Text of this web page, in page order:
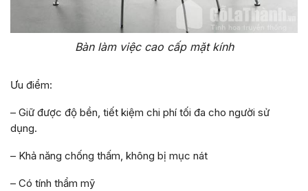
Bàn làm việc cao cấp mặt kính
Ưu điểm:
– Giữ được độ bền, tiết kiệm chi phí tối đa cho người sử
dụng.
– Khả năng chống thấm, không bị mục nát
– Có tính thẩm mỹ